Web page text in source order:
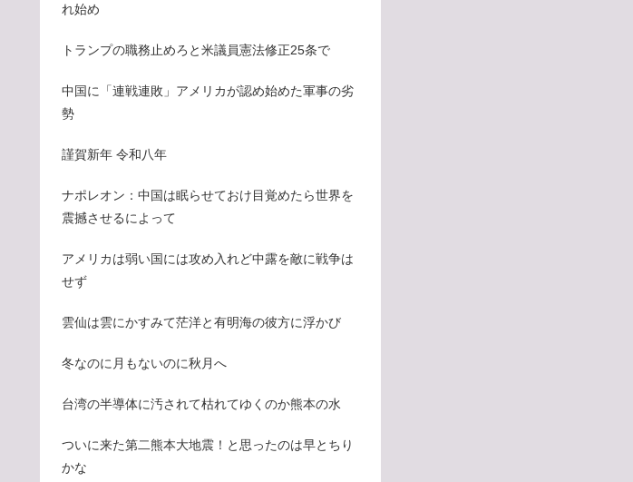
れ始め
トランプの職務止めろと米議員憲法修正25条で
中国に「連戦連敗」アメリカが認め始めた軍事の劣
勢
謹賀新年 令和八年
ナポレオン：中国は眠らせておけ目覚めたら世界を
震撼させるによって
アメリカは弱い国には攻め入れど中露を敵に戦争は
せず
雲仙は雲にかすみて茫洋と有明海の彼方に浮かび
冬なのに月もないのに秋月へ
台湾の半導体に汚されて枯れてゆくのか熊本の水
ついに来た第二熊本大地震！と思ったのは早とちり
かな